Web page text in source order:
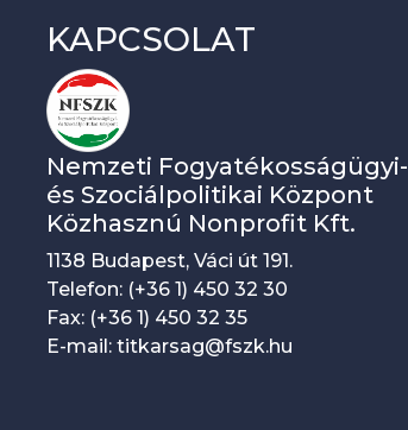
e
z
v
é
n
y
n
a
v
KAPCSOLAT
Nemzeti Fogyatékosságügyi-
és Szociálpolitikai Központ
Közhasznú Nonprofit Kft.
1138 Budapest, Váci út 191.
Telefon: (+36 1) 450 32 30
Fax: (+36 1) 450 32 35
E-mail: titkarsag@fszk.hu